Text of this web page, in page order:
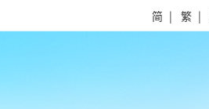
简 | 繁 |